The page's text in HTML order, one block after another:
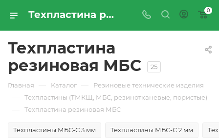
Техпластина резиновая МБС - купить по цене производителя с доставкой по России | Промресурссервис 0
Техпластина
резиновая МБС
25
Главная — Каталог — Резиновые технические изделия
— Техпластины (ТМКЩ, МБС, резинотканевые, пористые)
— Техпластина резиновая МБС
Техпластины МБС-С 3 мм Техпластины МБС-С 2 мм